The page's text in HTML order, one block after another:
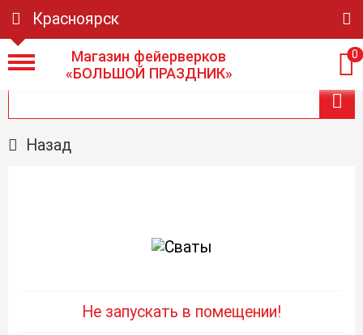
Красноярск
Магазин фейерверков
«БОЛЬШОЙ ПРАЗДНИК»
0
Назад
Не запускать в помещении!